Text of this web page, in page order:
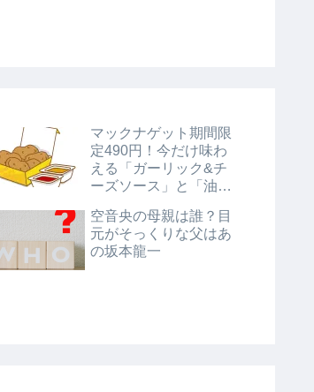
マックナゲット期間限
定490円！今だけ味わ
える「ガーリック&チ
ーズソース」と「油淋
空音央の母親は誰？目
元がそっくりな父はあ
の坂本龍一